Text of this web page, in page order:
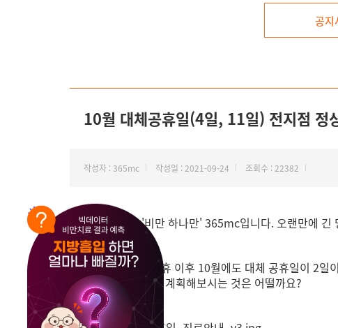
공지
10월 대체공휴일(4일, 11일) 전지점 정
작성자 : 365mc 작성일 : 2021-09-24 조회수 : 22382
안녕하세요, '비만 하나만' 365mc입니다. 오랜만에 긴
5일 간의 명절 연휴 이후 10월에도 대체 공휴일이 2일
일이 있다면 미리 계획해보시는 것은 어떨까요?